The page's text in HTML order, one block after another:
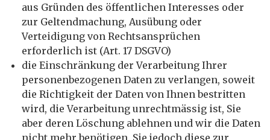
aus Gründen des öffentlichen Interesses oder
zur Geltendmachung, Ausübung oder
Verteidigung von Rechtsansprüchen
erforderlich ist (Art. 17 DSGVO)
die Einschränkung der Verarbeitung Ihrer
personenbezogenen Daten zu verlangen, soweit
die Richtigkeit der Daten von Ihnen bestritten
wird, die Verarbeitung unrechtmässig ist, Sie
aber deren Löschung ablehnen und wir die Daten